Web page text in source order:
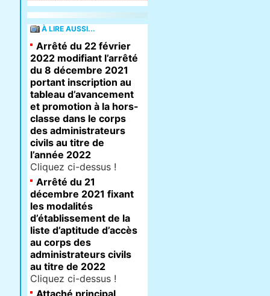
À LIRE AUSSI...
Arrêté du 22 février
2022 modifiant l’arrêté
du 8 décembre 2021
portant inscription au
tableau d’avancement
et promotion à la hors-
classe dans le corps
des administrateurs
civils au titre de
l’année 2022
Cliquez ci-dessus !
Arrêté du 21
décembre 2021 fixant
les modalités
d’établissement de la
liste d’aptitude d’accès
au corps des
administrateurs civils
au titre de 2022
Cliquez ci-dessus !
Attaché principal